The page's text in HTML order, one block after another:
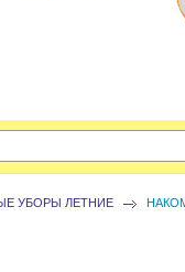
УБОРЫ ЛЕТНИЕ